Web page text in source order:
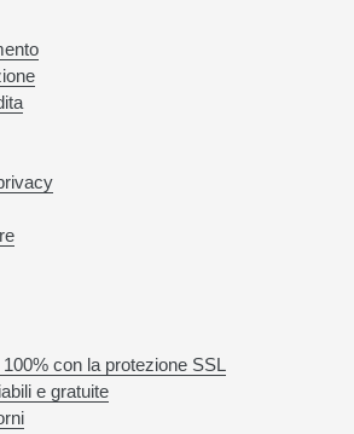
con la protezione SSL
e gratuite